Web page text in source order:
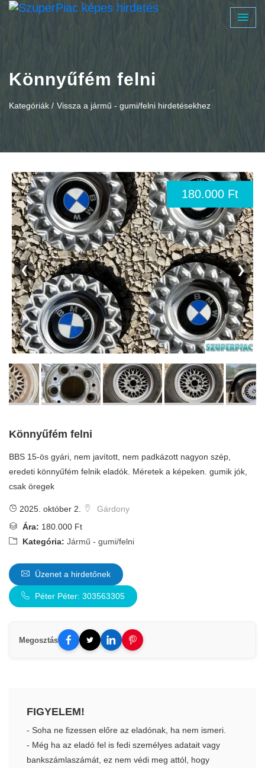
Könnyűfém felni
Kategóriák / Vissza a jármű - gumi/felni hirdetésekhez
180.000 Ft
❮ ❯
Könnyűfém felni
BBS 15-ös gyári, nem javított, nem padkázott nagyon szép,
eredeti könnyűfém felnik eladók. Méretek a képeken. gumik jók,
csak öregek
2025. október 2.
Gárdony
Ára: 180.000 Ft
Kategória: Jármű - gumi/felni
Üzenet a hirdetőnek
Péter Péter: 303563305
Megosztás
FIGYELEM!
- Soha ne fizessen előre az eladónak, ha nem ismeri.
- Még ha az eladó fel is fedi személyes adatait vagy
bankszámlaszámát, ez nem védi meg attól, hogy